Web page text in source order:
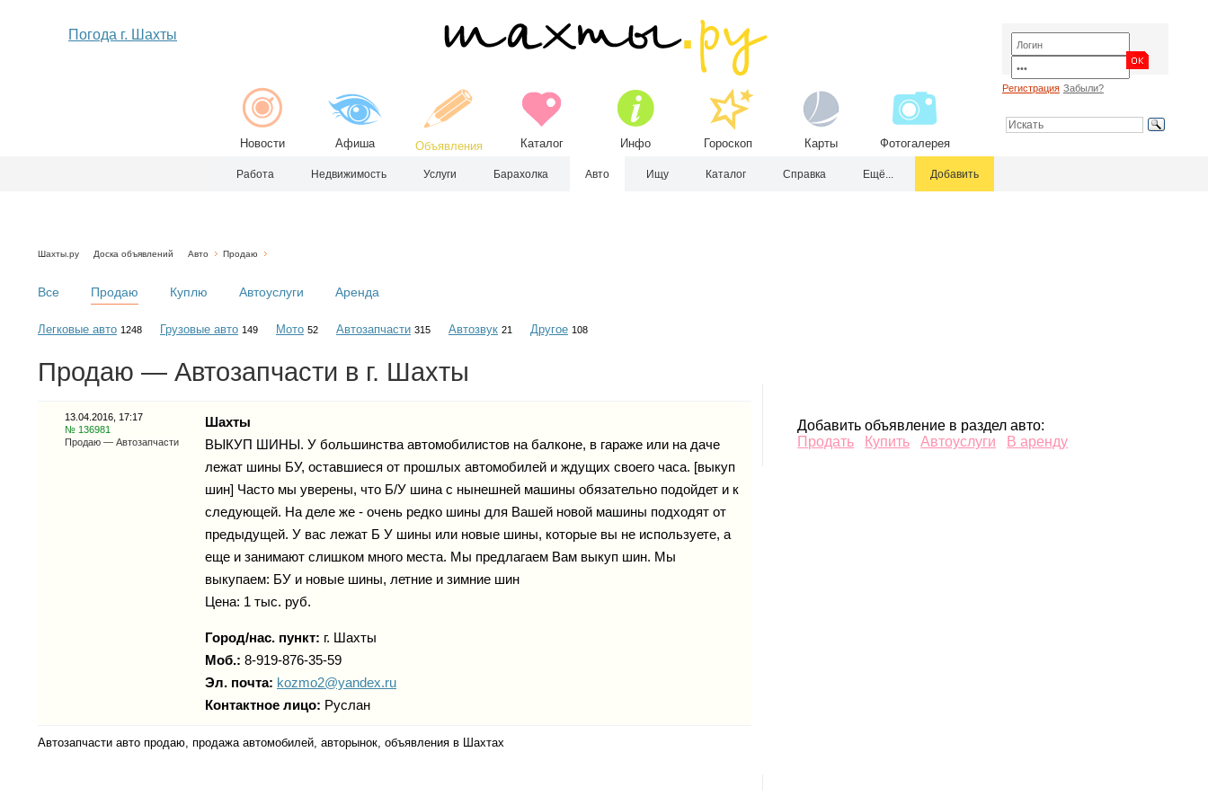
Погода г. Шахты
Новости Афиша Объявления Каталог Инфо Гороскоп Карты Фотогалерея
Регистрация Забыли?
Работа Недвижимость Услуги Барахолка Авто Ищу Каталог Справка Ещё... Добавить
Шахты.ру Доска объявлений Авто Продаю
Все Продаю Куплю Автоуслуги Аренда
Легковые авто 1248 Грузовые авто 149 Мото 52 Автозапчасти 315 Автозвук 21 Другое 108
Продаю — Автозапчасти в г. Шахты
13.04.2016, 17:17
№ 136981
Продаю — Автозапчасти
Шахты
ВЫКУП ШИНЫ. У большинства автомобилистов на балконе, в гараже или на даче
лежат шины БУ, оставшиеся от прошлых автомобилей и ждущих своего часа. [выкуп
шин] Часто мы уверены, что Б/У шина с нынешней машины обязательно подойдет и к
следующей. На деле же - очень редко шины для Вашей новой машины подходят от
предыдущей. У вас лежат Б У шины или новые шины, которые вы не используете, а
еще и занимают слишком много места. Мы предлагаем Вам выкуп шин. Мы
выкупаем: БУ и новые шины, летние и зимние шин
Цена: 1 тыс. руб.
Город/нас. пункт: г. Шахты
Моб.: 8-919-876-35-59
Эл. почта: kozmo2@yandex.ru
Контактное лицо: Руслан
Автозапчасти авто продаю, продажа автомобилей, авторынок, объявления в Шахтах
Добавить объявление в раздел авто:
Продать
Купить Автоуслуги В аренду